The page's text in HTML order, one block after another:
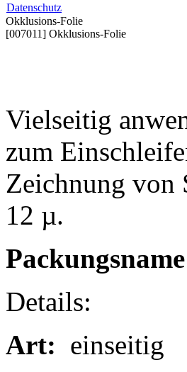
Datenschutz
Okklusions-Folie
[007011] Okklusions-Folie
Vielseitig
zum
Zeichnung von
12 µ.
Packungsname
Details:
Art: einseitig